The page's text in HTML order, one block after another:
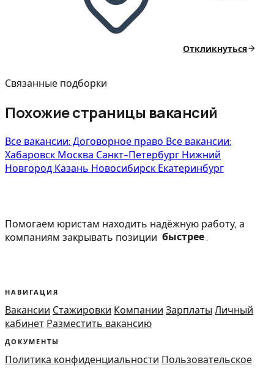
Откликнуться
Связанные подборки
Похожие страницы вакансий
Все вакансии: Договорное право Все вакансии:
Хабаровск Москва Санкт-Петербург Нижний
Новгород Казань Новосибирск Екатеринбург
Помогаем юристам находить надёжную работу, а
компаниям закрывать позиции быстрее.
НАВИГАЦИЯ
Вакансии Стажировки Компании Зарплаты Личный
кабинет Разместить вакансию
ДОКУМЕНТЫ
Политика конфиденциальности Пользовательское